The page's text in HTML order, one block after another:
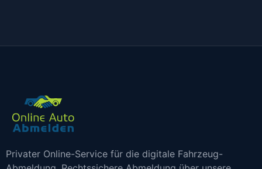
Privater Online-Service für die digitale Fahrzeug-